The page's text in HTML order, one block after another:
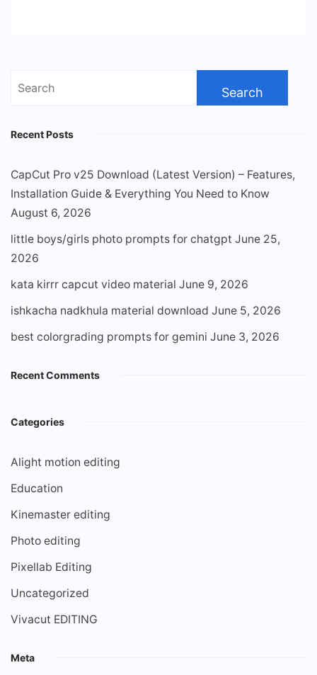
Search
Recent Posts
CapCut Pro v25 Download (Latest Version) – Features,
Installation Guide & Everything You Need to Know
August 6, 2026
little boys/girls photo prompts for chatgpt June 25,
2026
kata kirrr capcut video material June 9, 2026
ishkacha nadkhula material download June 5, 2026
best colorgrading prompts for gemini June 3, 2026
Recent Comments
Categories
Alight motion editing
Education
Kinemaster editing
Photo editing
Pixellab Editing
Uncategorized
Vivacut EDITING
Meta